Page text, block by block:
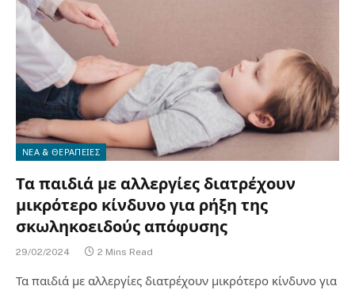
ΝΕΑ & ΘΕΡΑΠΕΙΕΣ
Τα παιδιά με αλλεργίες διατρέχουν
μικρότερο κίνδυνο για ρήξη της
σκωληκοειδούς απόφυσης
29/02/2024 2 Mins Read
Τα παιδιά με αλλεργίες διατρέχουν μικρότερο κίνδυνο για